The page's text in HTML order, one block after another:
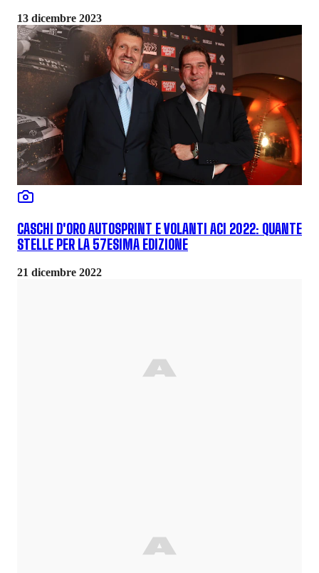
13 dicembre 2023
CASCHI D'ORO AUTOSPRINT E VOLANTI ACI 2022: QUANTE
STELLE PER LA 57ESIMA EDIZIONE
21 dicembre 2022